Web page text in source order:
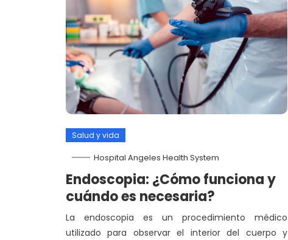
Salud y vida
Hospital Angeles Health System
Endoscopia: ¿Cómo funciona y
cuándo es necesaria?
La endoscopia es un procedimiento médico
utilizado para observar el interior del cuerpo y